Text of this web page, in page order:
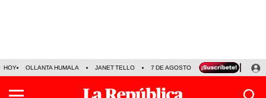
HOY OLLANTA HUMALA JANET TELLO 7 DE AGOSTO TINKA RESULTADOS